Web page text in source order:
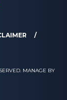
MANAGE BY